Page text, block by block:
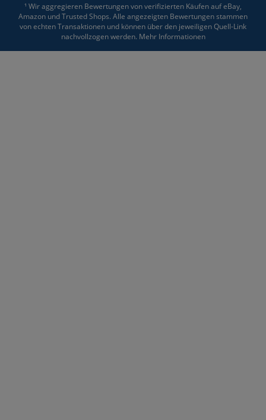
¹ Wir aggregieren Bewertungen von verifizierten Käufen auf eBay,
Amazon und Trusted Shops. Alle angezeigten Bewertungen stammen
von echten Transaktionen und können über den jeweiligen Quell-Link
nachvollzogen werden. Mehr Informationen